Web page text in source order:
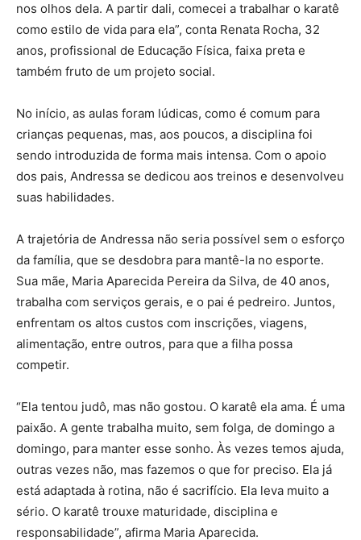
nos olhos dela. A partir dali, comecei a trabalhar o karatê
como estilo de vida para ela”, conta Renata Rocha, 32
anos, profissional de Educação Física, faixa preta e
também fruto de um projeto social.
No início, as aulas foram lúdicas, como é comum para
crianças pequenas, mas, aos poucos, a disciplina foi
sendo introduzida de forma mais intensa. Com o apoio
dos pais, Andressa se dedicou aos treinos e desenvolveu
suas habilidades.
A trajetória de Andressa não seria possível sem o esforço
da família, que se desdobra para mantê-la no esporte.
Sua mãe, Maria Aparecida Pereira da Silva, de 40 anos,
trabalha com serviços gerais, e o pai é pedreiro. Juntos,
enfrentam os altos custos com inscrições, viagens,
alimentação, entre outros, para que a filha possa
competir.
“Ela tentou judô, mas não gostou. O karatê ela ama. É uma
paixão. A gente trabalha muito, sem folga, de domingo a
domingo, para manter esse sonho. Às vezes temos ajuda,
outras vezes não, mas fazemos o que for preciso. Ela já
está adaptada à rotina, não é sacrifício. Ela leva muito a
sério. O karatê trouxe maturidade, disciplina e
responsabilidade”, afirma Maria Aparecida.